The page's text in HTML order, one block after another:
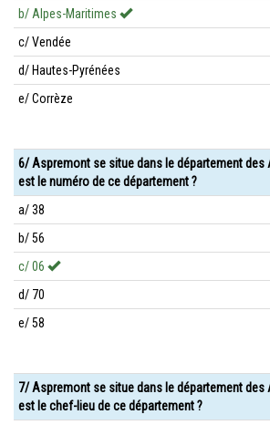
b/ Alpes-Maritimes
c/ Vendée
d/ Hautes-Pyrénées
e/ Corrèze
6/ Aspremont se situe dans le département des
est le numéro de ce département ?
a/ 38
b/ 56
c/ 06
d/ 70
e/ 58
7/ Aspremont se situe dans le département des
est le chef-lieu de ce département ?